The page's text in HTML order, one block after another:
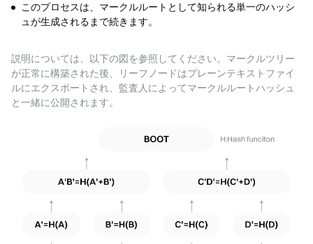
このプロセスは、マークルルートとして知られる単一のハッシ
ュが生成されるまで続きます。
説明については、以下の図を参照してください。マークルツリー
が正常に構築された後、リーフノードはプレーンテキストファイ
ルにエクスポートされ、監査人によってマークルルートハッシュ
と一緒に公開されます。